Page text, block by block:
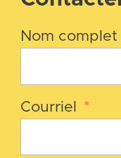
Nom complet
Courriel *